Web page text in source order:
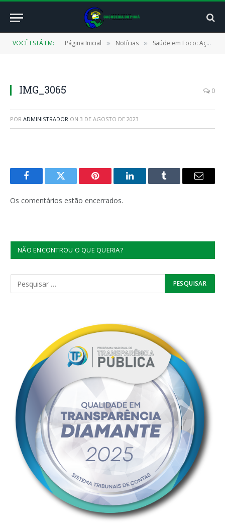
VOCÊ ESTÁ EM: Página Inicial » Notícias » Saúde em Foco: Ação Alusiva ao Julho Amarelo e a Prevenção das Hepatites Virais
IMG_3065 0
POR ADMINISTRADOR ON 3 DE AGOSTO DE 2023
FacebookTwitter Pinterest LinkedInTumblr
E-
Os comentários estão encerrados.
NÃO ENCONTROU O QUE QUERIA?